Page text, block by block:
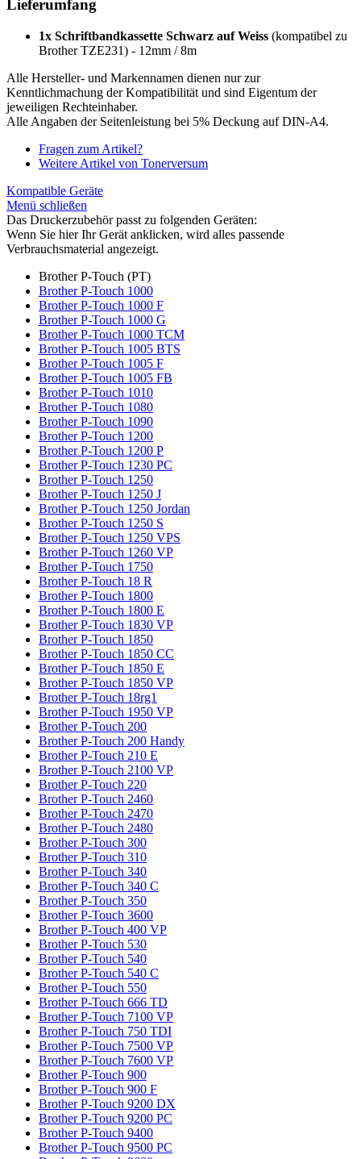
Lieferumfang
1x Schriftbandkassette Schwarz auf Weiss (kompatibel zu
Brother TZE231) - 12mm / 8m
Alle Hersteller- und Markennamen dienen nur zur
Kenntlichmachung der Kompatibilität und sind Eigentum der
jeweiligen Rechteinhaber.
Alle Angaben der Seitenleistung bei 5% Deckung auf DIN-A4.
Fragen zum Artikel?
Weitere Artikel von Tonerversum
Kompatible Geräte
Menü schließen
Das Druckerzubehör passt zu folgenden Geräten:
Wenn Sie hier Ihr Gerät anklicken, wird alles passende
Verbrauchsmaterial angezeigt.
Brother P-Touch (PT)
Brother P-Touch 1000
Brother P-Touch 1000 F
Brother P-Touch 1000 G
Brother P-Touch 1000 TCM
Brother P-Touch 1005 BTS
Brother P-Touch 1005 F
Brother P-Touch 1005 FB
Brother P-Touch 1010
Brother P-Touch 1080
Brother P-Touch 1090
Brother P-Touch 1200
Brother P-Touch 1200 P
Brother P-Touch 1230 PC
Brother P-Touch 1250
Brother P-Touch 1250 J
Brother P-Touch 1250 Jordan
Brother P-Touch 1250 S
Brother P-Touch 1250 VPS
Brother P-Touch 1260 VP
Brother P-Touch 1750
Brother P-Touch 18 R
Brother P-Touch 1800
Brother P-Touch 1800 E
Brother P-Touch 1830 VP
Brother P-Touch 1850
Brother P-Touch 1850 CC
Brother P-Touch 1850 E
Brother P-Touch 1850 VP
Brother P-Touch 18rg1
Brother P-Touch 1950 VP
Brother P-Touch 200
Brother P-Touch 200 Handy
Brother P-Touch 210 E
Brother P-Touch 2100 VP
Brother P-Touch 220
Brother P-Touch 2460
Brother P-Touch 2470
Brother P-Touch 2480
Brother P-Touch 300
Brother P-Touch 310
Brother P-Touch 340
Brother P-Touch 340 C
Brother P-Touch 350
Brother P-Touch 3600
Brother P-Touch 400 VP
Brother P-Touch 530
Brother P-Touch 540
Brother P-Touch 540 C
Brother P-Touch 550
Brother P-Touch 666 TD
Brother P-Touch 7100 VP
Brother P-Touch 750 TDI
Brother P-Touch 7500 VP
Brother P-Touch 7600 VP
Brother P-Touch 900
Brother P-Touch 900 F
Brother P-Touch 9200 DX
Brother P-Touch 9200 PC
Brother P-Touch 9400
Brother P-Touch 9500 PC